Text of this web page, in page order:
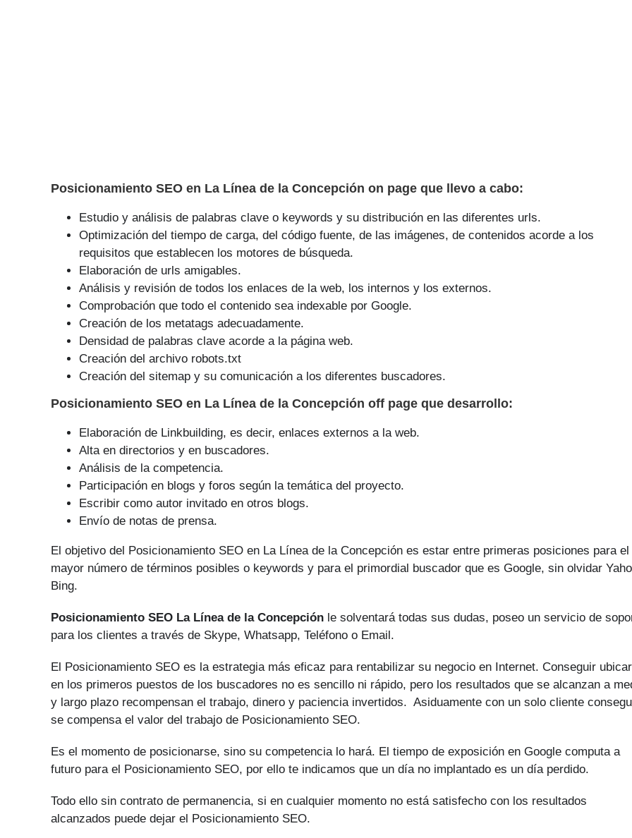
Posicionamiento SEO en La Línea de la Concepción on page que llevo a cabo:
Estudio y análisis de palabras clave o keywords y su distribución en las diferentes urls.
Optimización del tiempo de carga, del código fuente, de las imágenes, de contenidos acorde a los
requisitos que establecen los motores de búsqueda.
Elaboración de urls amigables.
Análisis y revisión de todos los enlaces de la web, los internos y los externos.
Comprobación que todo el contenido sea indexable por Google.
Creación de los metatags adecuadamente.
Densidad de palabras clave acorde a la página web.
Creación del archivo robots.txt
Creación del sitemap y su comunicación a los diferentes buscadores.
Posicionamiento SEO en La Línea de la Concepción off page que desarrollo:
Elaboración de Linkbuilding, es decir, enlaces externos a la web.
Alta en directorios y en buscadores.
Análisis de la competencia.
Participación en blogs y foros según la temática del proyecto.
Escribir como autor invitado en otros blogs.
Envío de notas de prensa.
El objetivo del Posicionamiento SEO en La Línea de la Concepción es estar entre primeras posiciones para el
mayor número de tér­minos posibles o keywords y para el primordial buscador que es Google, sin olvidar
Bing.
Posicionamiento SEO La Línea de la Concepción le solventará todas sus dudas, poseo un servicio de
para los clientes a través de Skype, Whatsapp, Teléfono o Email.
El Posicionamiento SEO es la estrategia más eficaz para rentabilizar su negocio en Internet. Conseguir
en los primeros puestos de los buscadores no es sencillo ni rápido, pero los resultados que se alcanzan a
y largo plazo recompensan el trabajo, dinero y paciencia invertidos. Asiduamente con un solo cliente
se compensa el valor del trabajo de Posicionamiento SEO.
Es el momento de posicionarse, sino su competencia lo hará. El tiempo de exposición en Google computa a
futuro para el Posicionamiento SEO, por ello te indicamos que un día no implantado es un día perdido.
Todo ello sin contrato de permanencia, si en cualquier momento no está satisfecho con los resultados
alcanzados puede dejar el Posicionamiento SEO.